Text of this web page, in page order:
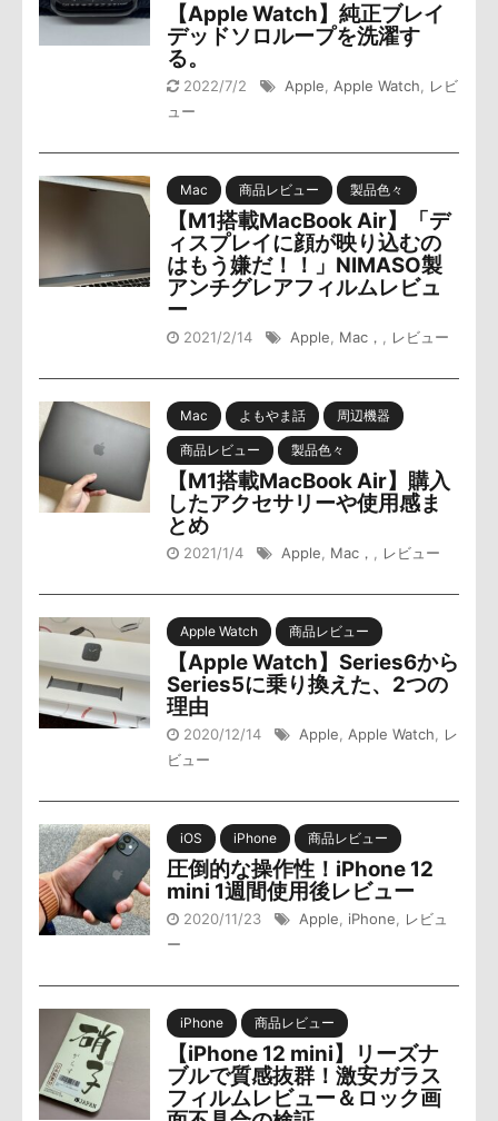
【Apple Watch】純正ブレイ
デッドソロループを洗濯す
る。
2022/7/2 Apple Apple Watch
レビ
ュー
Mac 商品レビュー 製品色々
【M1搭載MacBook Air】「デ
ィスプレイに顔が映り込むの
はもう嫌だ！！」NIMASO製
アンチグレアフィルムレビュ
ー
2021/2/14 Apple Mac， レビュー
Mac よもやま話 周辺機器
商品レビュー 製品色々
【M1搭載MacBook Air】購入
したアクセサリーや使用感ま
とめ
2021/1/4 Apple Mac， レビュー
Apple Watch 商品レビュー
【Apple Watch】Series6から
Series5に乗り換えた、2つの
理由
2020/12/14 Apple Apple Watch
レ
ビュー
iOS iPhone 商品レビュー
圧倒的な操作性！iPhone 12
mini 1週間使用後レビュー
2020/11/23 Apple iPhone
レビュ
ー
iPhone 商品レビュー
【iPhone 12 mini】リーズナ
ブルで質感抜群！激安ガラス
フィルムレビュー＆ロック画